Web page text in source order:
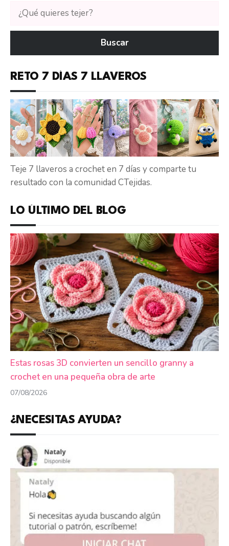
Buscar
tutoriales
en
Buscar
RETO 7 DÍAS 7 LLAVEROS
Teje 7 llaveros a crochet en 7 días y comparte tu
resultado con la comunidad CTejidas.
LO ÚLTIMO DEL BLOG
Estas rosas 3D convierten un sencillo granny a
crochet en una pequeña obra de arte
07/08/2026
¿NECESITAS AYUDA?